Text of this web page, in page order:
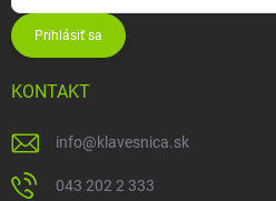
Prihlásiť sa
KONTAKT
info@klavesnica.sk
043 202 2 333